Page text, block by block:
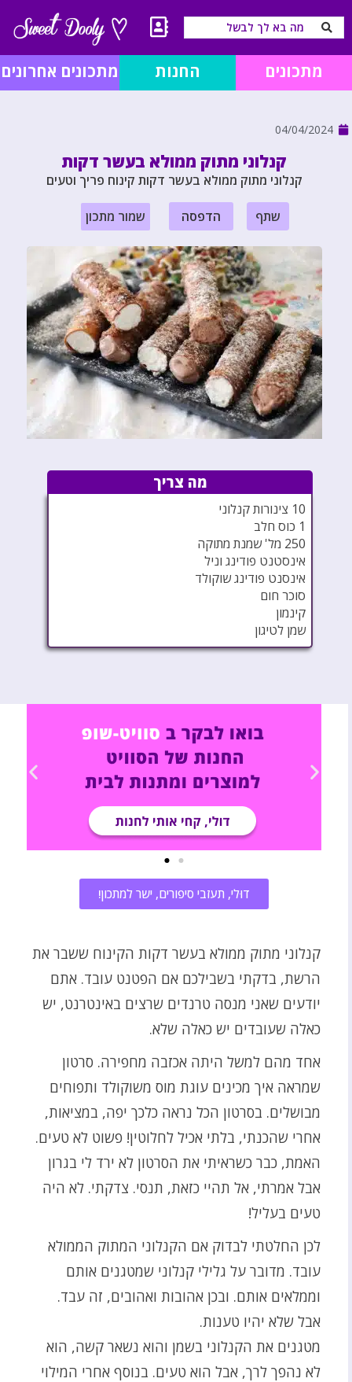
מתכונים החנות מתכונים אחרונים
04/04/2024
קנלוני מתוק ממולא בעשר דקות
קנלוני מתוק ממולא בעשר דקות קינוח פריך וטעים
שתף הדפסה שמור מתכון
מה צריך
10 צינורות קנלוני
1 כוס חלב
250 מל' שמנת מתוקה
אינסטנט פודינג וניל
אינסנט פודינג שוקולד
סוכר חום
קינמון
שמן לטיגון
דוּלי, תעזבי סיפורים, ישר למתכון!
קנלוני מתוק ממולא בעשר דקות הקינוח ששבר את
הרשת, בדקתי בשבילכם אם הפטנט עובד. אתם
יודעים שאני מנסה טרנדים שרצים באינטרנט, יש
כאלה שעובדים יש כאלה שלא.
אחד מהם למשל היתה אכזבה מחפירה. סרטון
שמראה איך מכינים עוגת מוס משוקולד ותפוחים
מבושלים. בסרטון הכל נראה כלכך יפה, במציאות,
אחרי שהכנתי, בלתי אכיל לחלוטין! פשוט לא טעים.
האמת, כבר כשראיתי את הסרטון לא ירד לי בגרון
אבל אמרתי, אל תהיי כזאת, תנסי. צדקתי. לא היה
טעים בעליל!
לכן החלטתי לבדוק אם הקנלוני המתוק הממולא
עובד. מדובר על גלילי קנלוני שמטגנים אותם
וממלאים אותם. ובכן אהובות ואהובים, זה עבד.
אבל שלא יהיו טענות.
מטגנים את הקנלוני בשמן והוא נשאר קשה, הוא
לא נהפך לרך, אבל הוא טעים. בנוסף אחרי המילוי